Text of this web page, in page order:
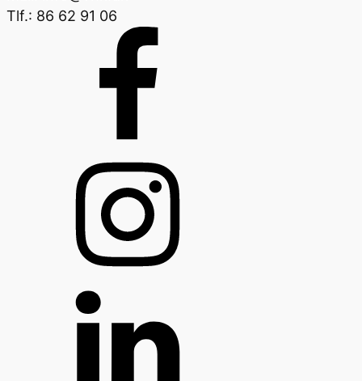
Tlf.: 86 62 91 06